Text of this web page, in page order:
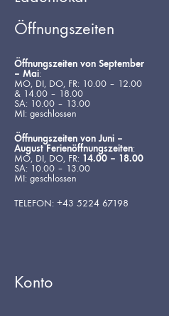
Öffnungszeiten
Öffnungszeiten von September
– Mai:
MO, DI, DO, FR: 10.00 – 12.00
& 14.00 – 18.00
SA: 10.00 – 13.00
MI: geschlossen
Öffnungszeiten von Juni –
August Ferienöffnungszeiten:
MO, DI, DO, FR: 14.00 – 18.00
SA: 10.00 – 13.00
MI: geschlossen
TELEFON: +43 5224 67198
Konto